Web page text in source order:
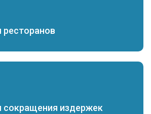
сокращения издержек